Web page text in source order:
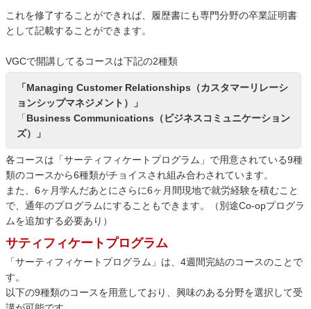
これを修了することができれば、履歴書にも専門分野の卒業証明書
として記載することができます。
VGCで開講してるコースは下記の2種類
「Managing Customer Relationships（カスタマーリレーシ
ョンシップマネジメント）」
「Business Communications（ビジネスコミュニケーション
ズ）」
各コースは「サーティフィケートプログラム」で用意されている9種
類のコースから6種類がチョイスされ組み合わされています。
また、6ヶ月学んだあとにさらに6ヶ月間現地で就労経験を積むこと
で、通年のプログラムにすることもできます。（別途Co-opプログラ
ムを追加する必要あり）
サティフィケートプログラム
「サーティフィケートプログラム」は、4週間完結のコースのことで
す。
以下の9種類のコースを用意しており、興味のある分野を選択して受